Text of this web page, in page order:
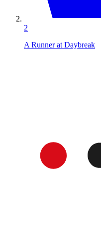
2
A Runner at Daybreak